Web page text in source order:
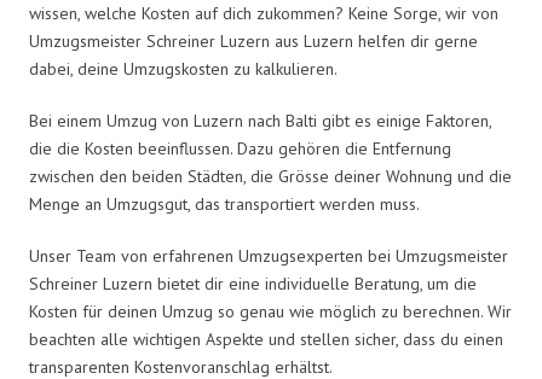
wissen, welche Kosten auf dich zukommen? Keine Sorge, wir von
Umzugsmeister Schreiner Luzern aus Luzern helfen dir gerne
dabei, deine Umzugskosten zu kalkulieren.
Bei einem Umzug von Luzern nach Balti gibt es einige Faktoren,
die die Kosten beeinflussen. Dazu gehören die Entfernung
zwischen den beiden Städten, die Grösse deiner Wohnung und die
Menge an Umzugsgut, das transportiert werden muss.
Unser Team von erfahrenen Umzugsexperten bei Umzugsmeister
Schreiner Luzern bietet dir eine individuelle Beratung, um die
Kosten für deinen Umzug so genau wie möglich zu berechnen. Wir
beachten alle wichtigen Aspekte und stellen sicher, dass du einen
transparenten Kostenvoranschlag erhältst.